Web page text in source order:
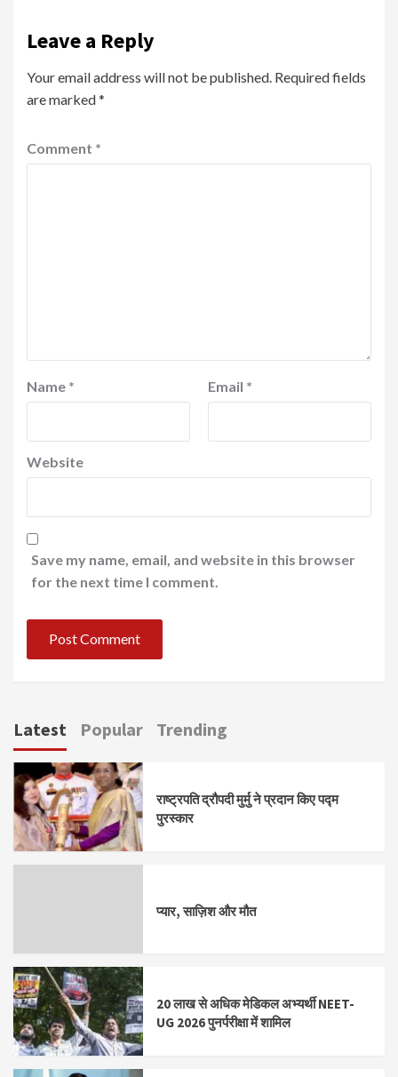
Leave a Reply
Your email address will not be published. Required fields
are marked*
Comment *
Name * Email *
Website
Save my name, email, and website in this browser
for the next time I comment.
Latest Popular Trending
राष्ट्रपति द्रौपदी मुर्मु ने प्रदान किए पद्म
पुरस्कार
प्यार, साज़िश और मौत
20 लाख से अधिक मेडिकल अभ्यर्थी NEET-
UG 2026 पुनर्परीक्षा में शामिल